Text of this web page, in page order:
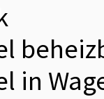
in